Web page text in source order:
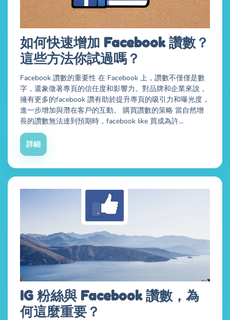
如何快速增加 Facebook 讚數？
這些方法你試過嗎？
Facebook 讚數的重要性 在 Facebook 上，讚數不僅僅是數
字，還象徵著專頁的信任度和影響力。對品牌和企業來說，
擁有更多的facebook 讚有助於提升專頁的吸引力和曝光度，
進一步增加與潛在客戶的互動。 購買讚數的策略 當自然增
長的讚數無法達到預期時，facebook like 買成為許...
詳細
IG 粉絲與 Facebook 讚數，為
何這麼重要？